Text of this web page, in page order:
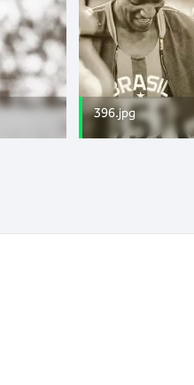
396.jpg